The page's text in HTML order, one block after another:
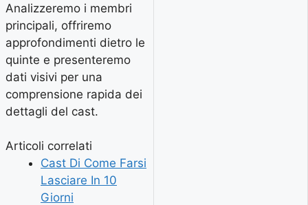
Analizzeremo i membri
principali, offriremo
approfondimenti dietro le
quinte e presenteremo
dati visivi per una
comprensione rapida dei
dettagli del cast.
Articoli correlati
Cast Di Come Farsi
Lasciare In 10
Giorni